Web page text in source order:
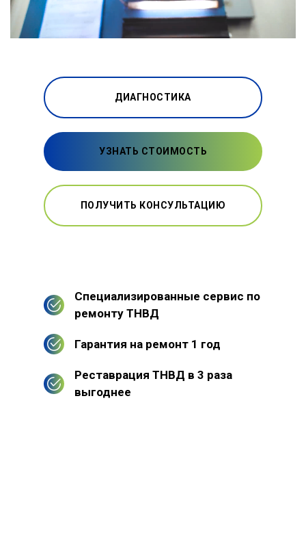
ДИАГНОСТИКА
УЗНАТЬ СТОИМОСТЬ
ПОЛУЧИТЬ КОНСУЛЬТАЦИЮ
Специализированные сервис по
ремонту ТНВД
Гарантия на ремонт 1 год
Реставрация ТНВД в 3 раза
выгоднее